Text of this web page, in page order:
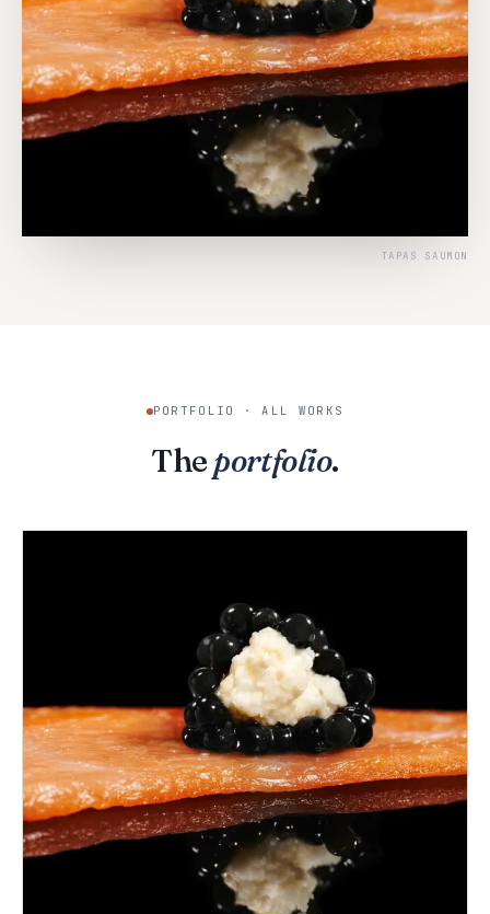
TAPAS SAUMON
PORTFOLIO · ALL WORKS
The portfolio.